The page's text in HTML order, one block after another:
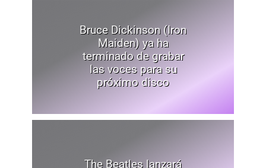
Bruce Dickinson (Iron
Maiden) ya ha
terminado de grabar
las voces para su
próximo disco
The Beatles lanzará